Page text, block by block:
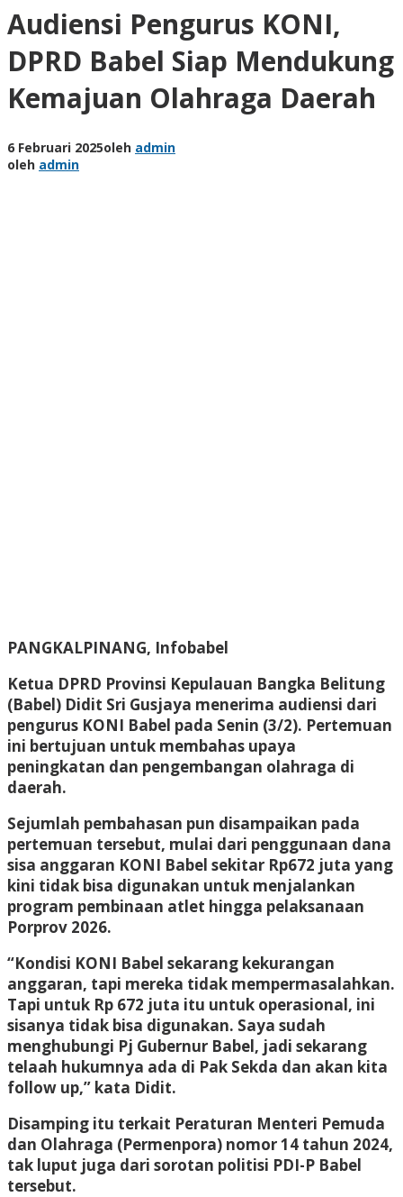
Audiensi Pengurus KONI,
DPRD Babel Siap Mendukung
Kemajuan Olahraga Daerah
6 Februari 2025oleh admin
oleh admin
PANGKALPINANG, Infobabel
Ketua DPRD Provinsi Kepulauan Bangka Belitung
(Babel) Didit Sri Gusjaya menerima audiensi dari
pengurus KONI Babel pada Senin (3/2). Pertemuan
ini bertujuan untuk membahas upaya
peningkatan dan pengembangan olahraga di
daerah.
Sejumlah pembahasan pun disampaikan pada
pertemuan tersebut, mulai dari penggunaan dana
sisa anggaran KONI Babel sekitar Rp672 juta yang
kini tidak bisa digunakan untuk menjalankan
program pembinaan atlet hingga pelaksanaan
Porprov 2026.
“Kondisi KONI Babel sekarang kekurangan
anggaran, tapi mereka tidak mempermasalahkan.
Tapi untuk Rp 672 juta itu untuk operasional, ini
sisanya tidak bisa digunakan. Saya sudah
menghubungi Pj Gubernur Babel, jadi sekarang
telaah hukumnya ada di Pak Sekda dan akan kita
follow up,” kata Didit.
Disamping itu terkait Peraturan Menteri Pemuda
dan Olahraga (Permenpora) nomor 14 tahun 2024,
tak luput juga dari sorotan politisi PDI-P Babel
tersebut.